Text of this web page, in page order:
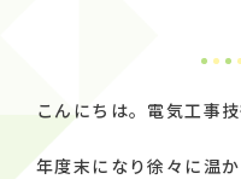
こんにちは。電気工事技
年度末になり徐々に温